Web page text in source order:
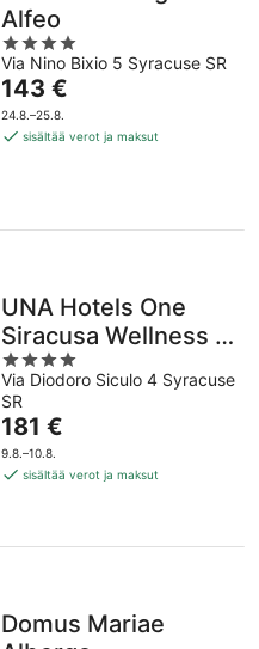
Alfeo
4
out
of
5
Via Nino Bixio 5 Syracuse SR
Hinta
on
143 €
143 €
24.8.–25.8.
sisältää verot ja maksut
UNA Hotels One
Siracusa Wellness &
SPA
4
out
of
5
Via Diodoro Siculo 4 Syracuse
SR
Hinta
on
181 €
181 €
9.8.–10.8.
sisältää verot ja maksut
Domus Mariae